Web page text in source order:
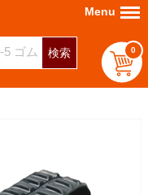
検索 0
Menu Menu